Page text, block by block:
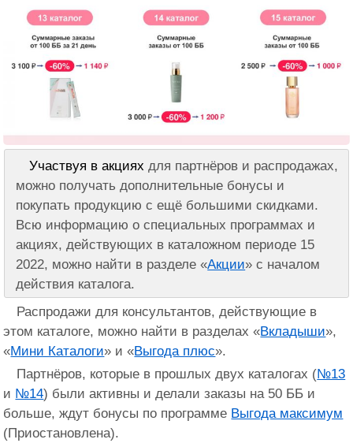
Участвуя в акциях для партнёров и распродажах,
можно получать дополнительные бонусы и
покупать продукцию с ещё большими скидками.
Всю информацию о специальных программах и
акциях, действующих в каталожном периоде 15
2022, можно найти в разделе «Акции» с началом
действия каталога.
Распродажи для консультантов, действующие в
этом каталоге, можно найти в разделах «Вкладыши»,
«Мини Каталоги» и «Выгода плюс».
Партнёров, которые в прошлых двух каталогах (№13
и №14) были активны и делали заказы на 50 ББ и
больше, ждут бонусы по программе Выгода максимум
(Приостановлена).